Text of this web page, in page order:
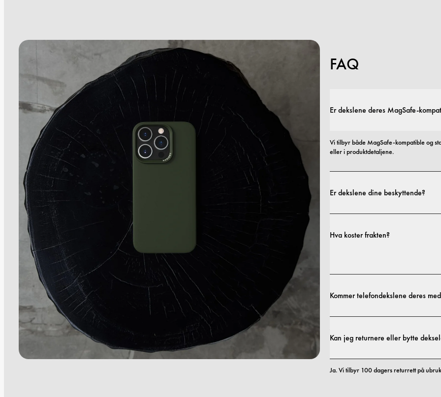
FAQ
Er dekslene deres MagSafe-
Vi tilbyr både MagSafe-kompatible og
eller i produktdetaljene.
Er dekslene dine beskyttende?
profiler til mer beskyttende utforminger.
Hva koster frakten?
fraktpolicy.
Kommer telefondekslene deres
innen de første 12 månedene, erstatter
Kan jeg returnere eller bytte
Ja. Vi tilbyr 100 dagers returrett på